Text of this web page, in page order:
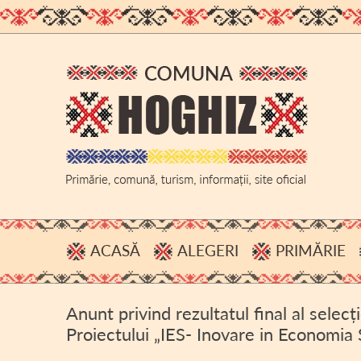
ACASĂ ALEGERI
PROCESE VERBALE,
HOTĂRÂRI B.E.C.
PRIMĂRIE
BUGET
Anunt privind rezultatul final al
Proiectului „IES- Inovare in Economia